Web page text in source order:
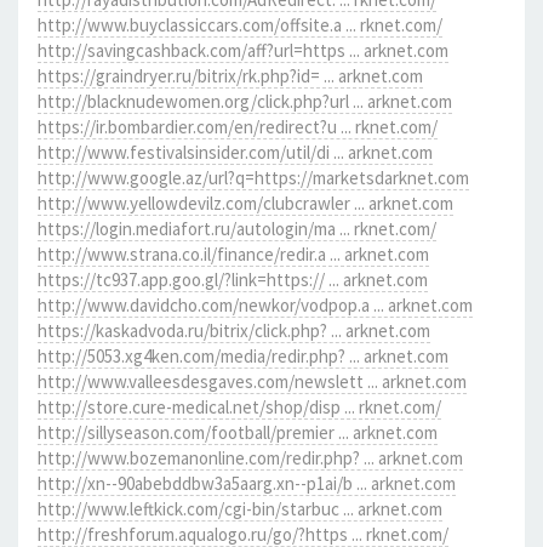
http://www.buyclassiccars.com/offsite.a ... rknet.com/
http://savingcashback.com/aff?url=https ... arknet.com
https://graindryer.ru/bitrix/rk.php?id= ... arknet.com
http://blacknudewomen.org/click.php?url ... arknet.com
https://ir.bombardier.com/en/redirect?u ... rknet.com/
http://www.festivalsinsider.com/util/di ... arknet.com
http://www.google.az/url?q=https://marketsdarknet.com
http://www.yellowdevilz.com/clubcrawler ... arknet.com
https://login.mediafort.ru/autologin/ma ... rknet.com/
http://www.strana.co.il/finance/redir.a ... arknet.com
https://tc937.app.goo.gl/?link=https:// ... arknet.com
http://www.davidcho.com/newkor/vodpop.a ... arknet.com
https://kaskadvoda.ru/bitrix/click.php? ... arknet.com
http://5053.xg4ken.com/media/redir.php? ... arknet.com
http://www.valleesdesgaves.com/newslett ... arknet.com
http://store.cure-medical.net/shop/disp ... rknet.com/
http://sillyseason.com/football/premier ... arknet.com
http://www.bozemanonline.com/redir.php? ... arknet.com
http://xn--90abebddbw3a5aarg.xn--p1ai/b ... arknet.com
http://www.leftkick.com/cgi-bin/starbuc ... arknet.com
http://freshforum.aqualogo.ru/go/?https ... rknet.com/